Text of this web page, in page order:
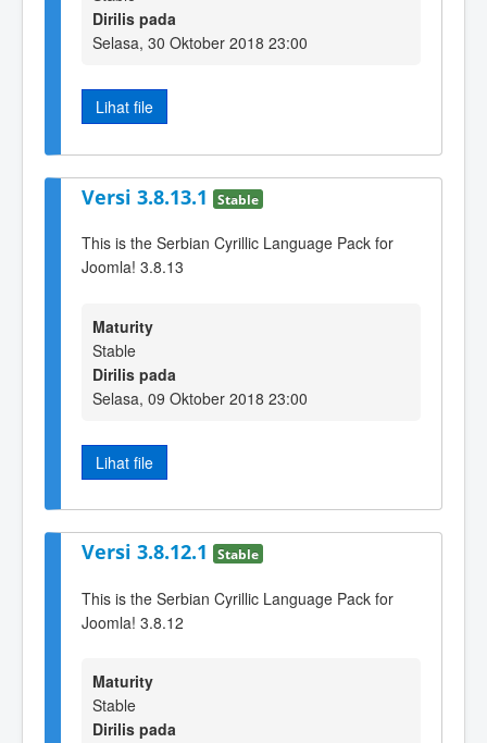
Dirilis pada
Selasa, 30 Oktober 2018 23:00
Lihat file
Versi 3.8.13.1 Stable
This is the Serbian Cyrillic Language Pack for
Joomla! 3.8.13
Maturity
Stable
Dirilis pada
Selasa, 09 Oktober 2018 23:00
Lihat file
Versi 3.8.12.1 Stable
This is the Serbian Cyrillic Language Pack for
Joomla! 3.8.12
Maturity
Stable
Dirilis pada